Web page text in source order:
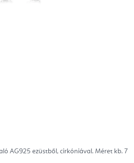
AG925 ezüstből, cirkóniával. Méret kb. 7